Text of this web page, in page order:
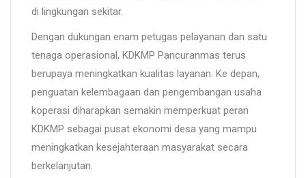
di lingkungan sekitar.
Dengan dukungan enam petugas pelayanan dan satu
tenaga operasional, KDKMP Pancuranmas terus
berupaya meningkatkan kualitas layanan. Ke depan,
penguatan kelembagaan dan pengembangan usaha
koperasi diharapkan semakin memperkuat peran
KDKMP sebagai pusat ekonomi desa yang mampu
meningkatkan kesejahteraan masyarakat secara
berkelanjutan.